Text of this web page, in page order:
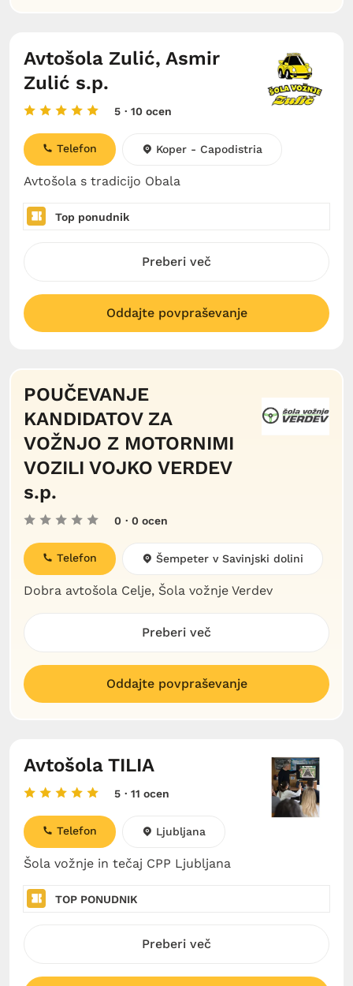
Avtošola Zulić, Asmir
Zulić s.p.
5 · 10 ocen
Avtošola s tradicijo Obala
Telefon Koper - Capodistria
Top ponudnik
Preberi več
Oddajte povpraševanje
POUČEVANJE
KANDIDATOV ZA
VOŽNJO Z MOTORNIMI
VOZILI VOJKO VERDEV
s.p.
0 · 0 ocen
Dobra avtošola Celje, Šola vožnje Verdev
Telefon Šempeter v Savinjski dolini
Preberi več
Oddajte povpraševanje
Avtošola TILIA
5 · 11 ocen
Šola vožnje in tečaj CPP Ljubljana
Telefon Ljubljana
TOP PONUDNIK
Preberi več